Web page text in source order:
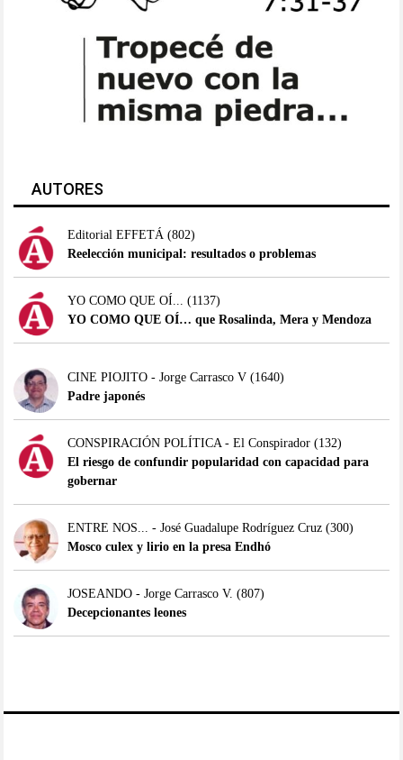
AUTORES
Editorial EFFETÁ(802)
Reelección municipal: resultados o problemas
YO COMO QUE OÍ... (1137)
YO COMO QUE OÍ… que Rosalinda, Mera y Mendoza
CINE PIOJITO - Jorge Carrasco V(1640)
Padre japonés
CONSPIRACIÓN POLÍTICA - El Conspirador(132)
El riesgo de confundir popularidad con capacidad para
gobernar
ENTRE NOS... - José Guadalupe Rodríguez Cruz(300)
Mosco culex y lirio en la presa Endhó
JOSEANDO - Jorge Carrasco V. (807)
Decepcionantes leones